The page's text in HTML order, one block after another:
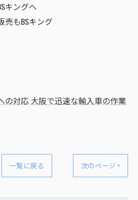
キングへ
売もBSキング
の対応 大阪で迅速な輸入車の作業
一覧に戻る 次のページ >